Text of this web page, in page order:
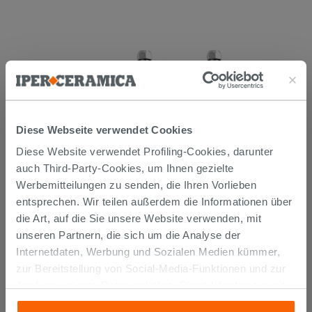
Diese Webseite verwendet Cookies
Diese Website verwendet Profiling-Cookies, darunter
auch Third-Party-Cookies, um Ihnen gezielte
Werbemitteilungen zu senden, die Ihren Vorlieben
entsprechen. Wir teilen außerdem die Informationen über
die Art, auf die Sie unsere Website verwenden, mit
unseren Partnern, die sich um die Analyse der
Internetdaten, Werbung und Sozialen Medien kümmer,
zur Bereitstellung von Social-Media-Funktionen und zur
anderen Informationen, die Sie ihnen geliefert haben oder
KURVENPAAR ZUR MONTAGE UNTER
DEM WASCHBECKEN 45° MESSING
CHROM
14,90 € /STK.
IN DEN WARENKORB LEGEN